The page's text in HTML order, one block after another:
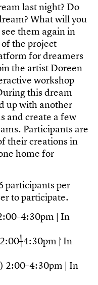
eam lastnight? Do
ream? Whatwillyou
see them againin
ofthe project
tform fordreamers
inthe artist Doreen
ractive workshop
uringthisdream
upwith another
s andcreate a few
ams. Participants are
ftheircreationsin
ne home for
participantsper
ertoparticipate.
:00–4:30pm | In
2:00–4:30pm | In
) 2:00–4:30pm | In